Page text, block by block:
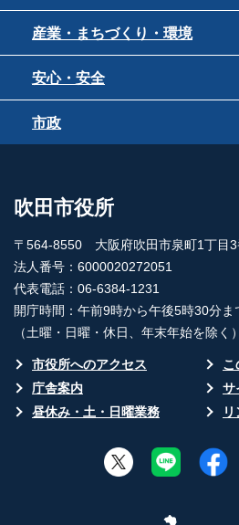
産業・まちづくり・環境
安心・安全
市政
吹田市役所
〒564-8550 大阪府吹田市泉町1丁目3
法人番号：6000020272051
代表電話：06-6384-1231
開庁時間：午前9時から午後5時30分ま
（土曜・日曜・休日、年末年始を除く）
市役所へのアクセス
こ
庁舎案内
サ
昼休み・土・日曜業務